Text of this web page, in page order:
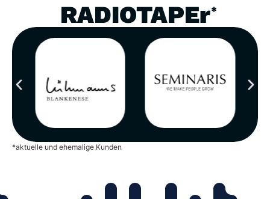
RADIOTAPEr*
*aktuelle und ehemalige Kunden